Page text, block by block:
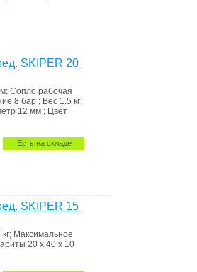
SKIPER 20
; Сопло рабочая
8 бар ; Вес 1.5 кг;
12 мм ; Цвет
Есть на складе
SKIPER 15
; Максимальное
20 x 40 x 10